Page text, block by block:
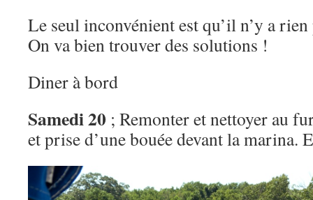
Le seul inconvénient est qu’il n’y a
On va bien trouver des solutions !
Diner à bord
Samedi 20 ; Remonter et nettoyer au
et prise d’une bouée devant la marina.